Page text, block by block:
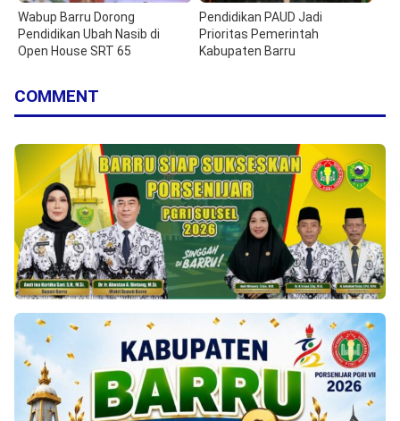
Wabup Barru Dorong
Pendidikan Ubah Nasib di
Open House SRT 65
Pendidikan PAUD Jadi
Prioritas Pemerintah
Kabupaten Barru
COMMENT